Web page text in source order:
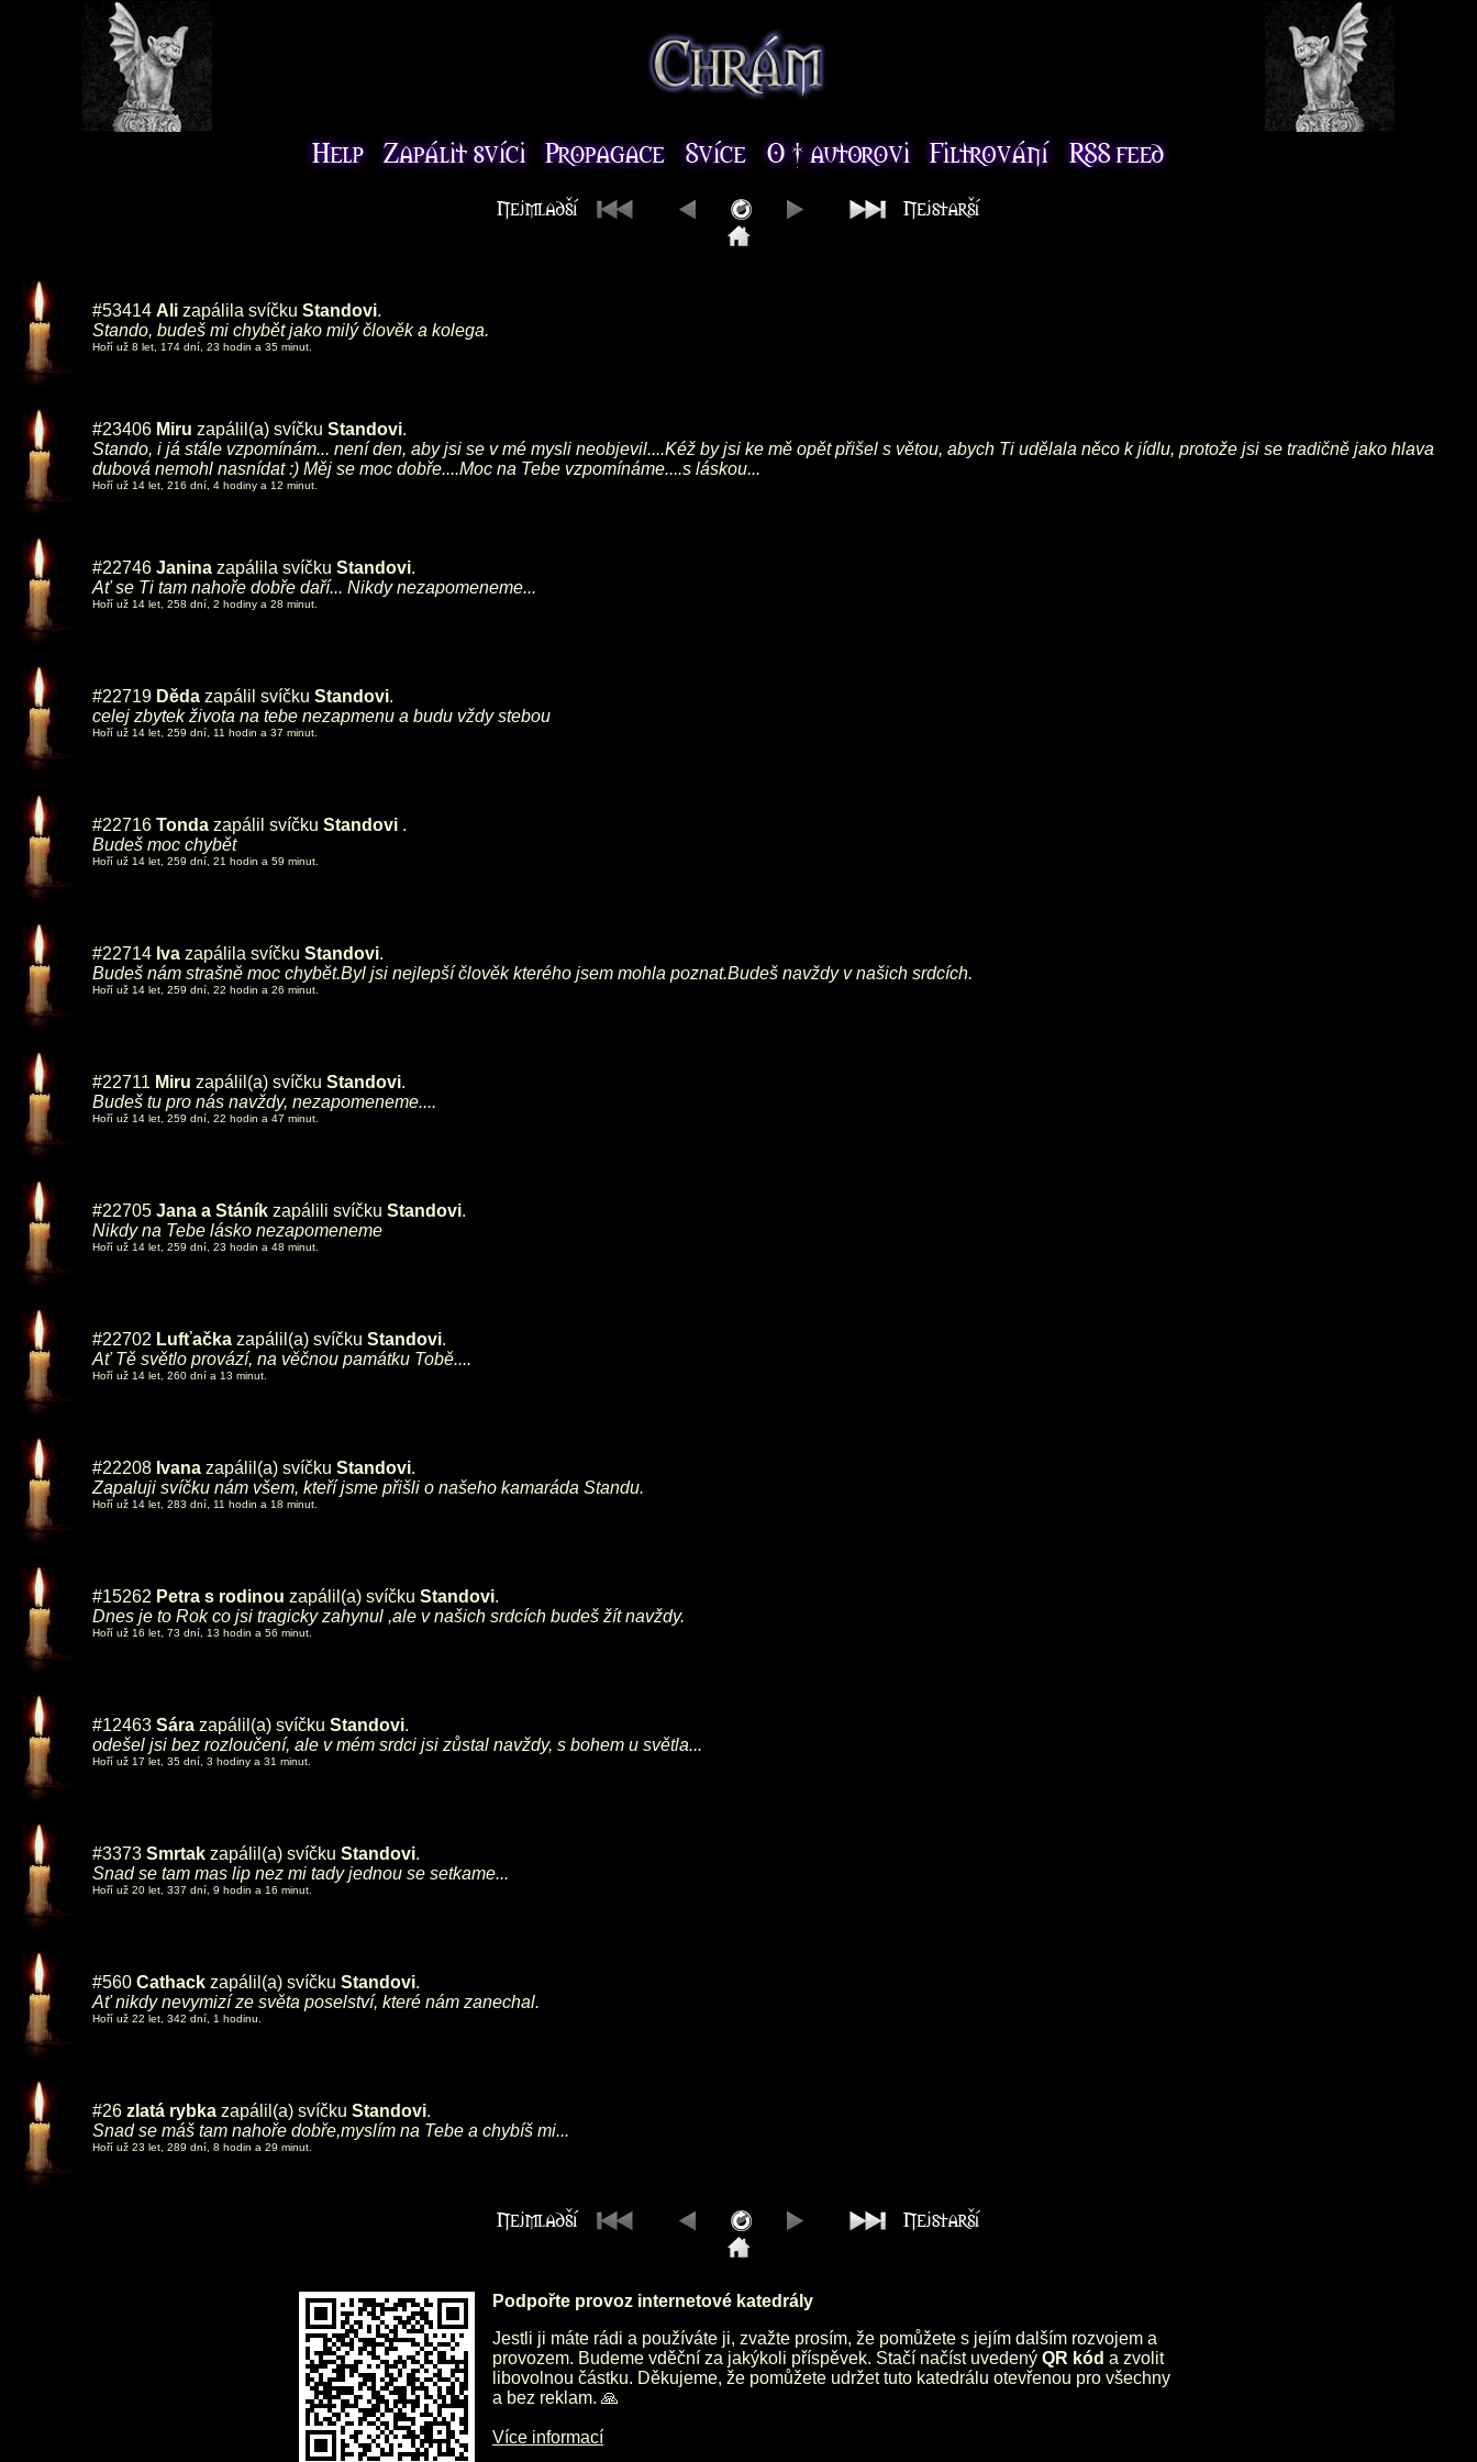
#53414 Ali zapálila svíčku Standovi.
Stando, budeš mi chybět jako milý člověk a kolega.
Hoří už 8 let, 174 dní, 23 hodin a 35 minut.
#23406 Miru zapálil(a) svíčku Standovi.
Stando, i já stále vzpomínám... není den, aby jsi se v mé mysli neobjevil....Kéž by jsi ke mě opět přišel s větou, abych Ti udělala něco k jídlu, protože jsi se tradičně jako hlava
dubová nemohl nasnídat :) Měj se moc dobře....Moc na Tebe vzpomínáme....s láskou...
Hoří už 14 let, 216 dní, 4 hodiny a 12 minut.
#22746 Janina zapálila svíčku Standovi.
Ať se Ti tam nahoře dobře daří... Nikdy nezapomeneme...
Hoří už 14 let, 258 dní, 2 hodiny a 28 minut.
#22719 Děda zapálil svíčku Standovi.
celej zbytek života na tebe nezapmenu a budu vždy stebou
Hoří už 14 let, 259 dní, 11 hodin a 37 minut.
#22716 Tonda zapálil svíčku Standovi .
Budeš moc chybět
Hoří už 14 let, 259 dní, 21 hodin a 59 minut.
#22714 Iva zapálila svíčku Standovi.
Budeš nám strašně moc chybět.Byl jsi nejlepší člověk kterého jsem mohla poznat.Budeš navždy v našich srdcích.
Hoří už 14 let, 259 dní, 22 hodin a 26 minut.
#22711 Miru zapálil(a) svíčku Standovi.
Budeš tu pro nás navždy, nezapomeneme....
Hoří už 14 let, 259 dní, 22 hodin a 47 minut.
#22705 Jana a Stáník zapálili svíčku Standovi.
Nikdy na Tebe lásko nezapomeneme
Hoří už 14 let, 259 dní, 23 hodin a 48 minut.
#22702 Lufťačka zapálil(a) svíčku Standovi.
Ať Tě světlo provází, na věčnou památku Tobě....
Hoří už 14 let, 260 dní a 13 minut.
#22208 Ivana zapálil(a) svíčku Standovi.
Zapaluji svíčku nám všem, kteří jsme přišli o našeho kamaráda Standu.
Hoří už 14 let, 283 dní, 11 hodin a 18 minut.
#15262 Petra s rodinou zapálil(a) svíčku Standovi.
Dnes je to Rok co jsi tragicky zahynul ,ale v našich srdcích budeš žít navždy.
Hoří už 16 let, 73 dní, 13 hodin a 56 minut.
#12463 Sára zapálil(a) svíčku Standovi.
odešel jsi bez rozloučení, ale v mém srdci jsi zůstal navždy, s bohem u světla...
Hoří už 17 let, 35 dní, 3 hodiny a 31 minut.
#3373 Smrtak zapálil(a) svíčku Standovi.
Snad se tam mas lip nez mi tady jednou se setkame...
Hoří už 20 let, 337 dní, 9 hodin a 16 minut.
#560 Cathack zapálil(a) svíčku Standovi.
Ať nikdy nevymizí ze světa poselství, které nám zanechal.
Hoří už 22 let, 342 dní, 1 hodinu.
#26 zlatá rybka zapálil(a) svíčku Standovi.
Snad se máš tam nahoře dobře,myslím na Tebe a chybíš mi...
Hoří už 23 let, 289 dní, 8 hodin a 29 minut.
Podpořte provoz internetové katedrály
Jestli ji máte rádi a používáte ji, zvažte prosím, že pomůžete s jejím dalším rozvojem a
provozem. Budeme vděční za jakýkoli příspěvek. Stačí načíst uvedený QR kód a zvolit
libovolnou částku. Děkujeme, že pomůžete udržet tuto katedrálu otevřenou pro všechny
a bez reklam. 🙏
Více informací